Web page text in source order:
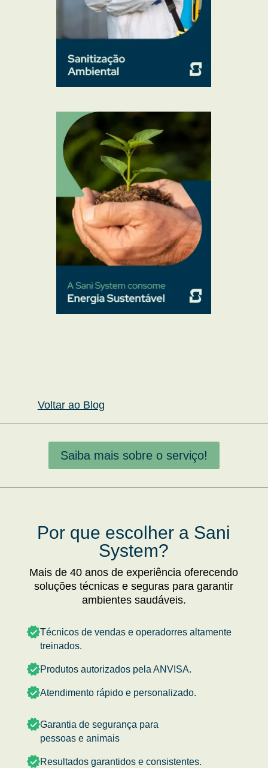
Voltar ao Blog
Saiba mais sobre o serviço!
Por que escolher a Sani
System?
Mais de 40 anos de experiência oferecendo
soluções técnicas e seguras para garantir
ambientes saudáveis.
Técnicos de vendas e operadorres altamente
treinados.
Produtos autorizados pela ANVISA.
Atendimento rápido e personalizado.
Garantia de segurança para
pessoas e animais
Resultados garantidos e consistentes.